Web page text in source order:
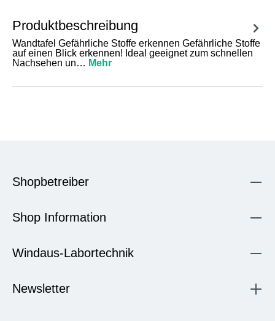
Produktbeschreibung
Wandtafel Gefährliche Stoffe erkennen Gefährliche Stoffe
auf einen Blick erkennen! Ideal geeignet zum schnellen
Nachsehen un… Mehr
Shopbetreiber
Shop Information
Windaus-Labortechnik
Newsletter